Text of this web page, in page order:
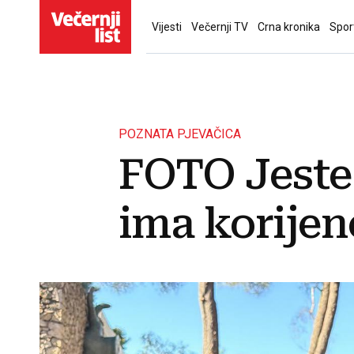
Vijesti Večernji TV Crna kronika
POZNATA PJEVAČICA
FOTO
ima